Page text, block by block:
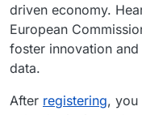
driven economy.
European
foster innovation
data.
After registering, you